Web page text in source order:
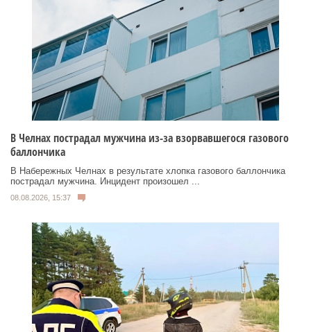
В Челнах пострадал мужчина из-за взорвавшегося газового
баллончика
В Набережных Челнах в результате хлопка газового баллончика
пострадал мужчина. Инцидент произошел ...
08.08.2026, 15:37